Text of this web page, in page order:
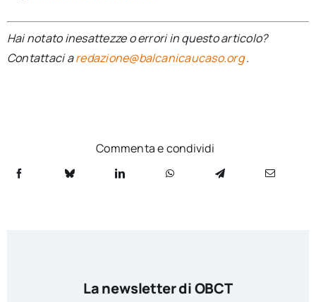
Hai notato inesattezze o errori in questo articolo?
Contattaci aredazione@balcanicaucaso.org.
Commenta e condividi
La newsletter di OBCT